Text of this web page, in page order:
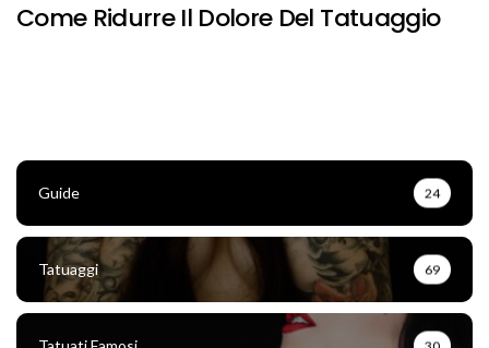
Come Ridurre Il Dolore Del Tatuaggio
Guide 24
Tatuaggi 69